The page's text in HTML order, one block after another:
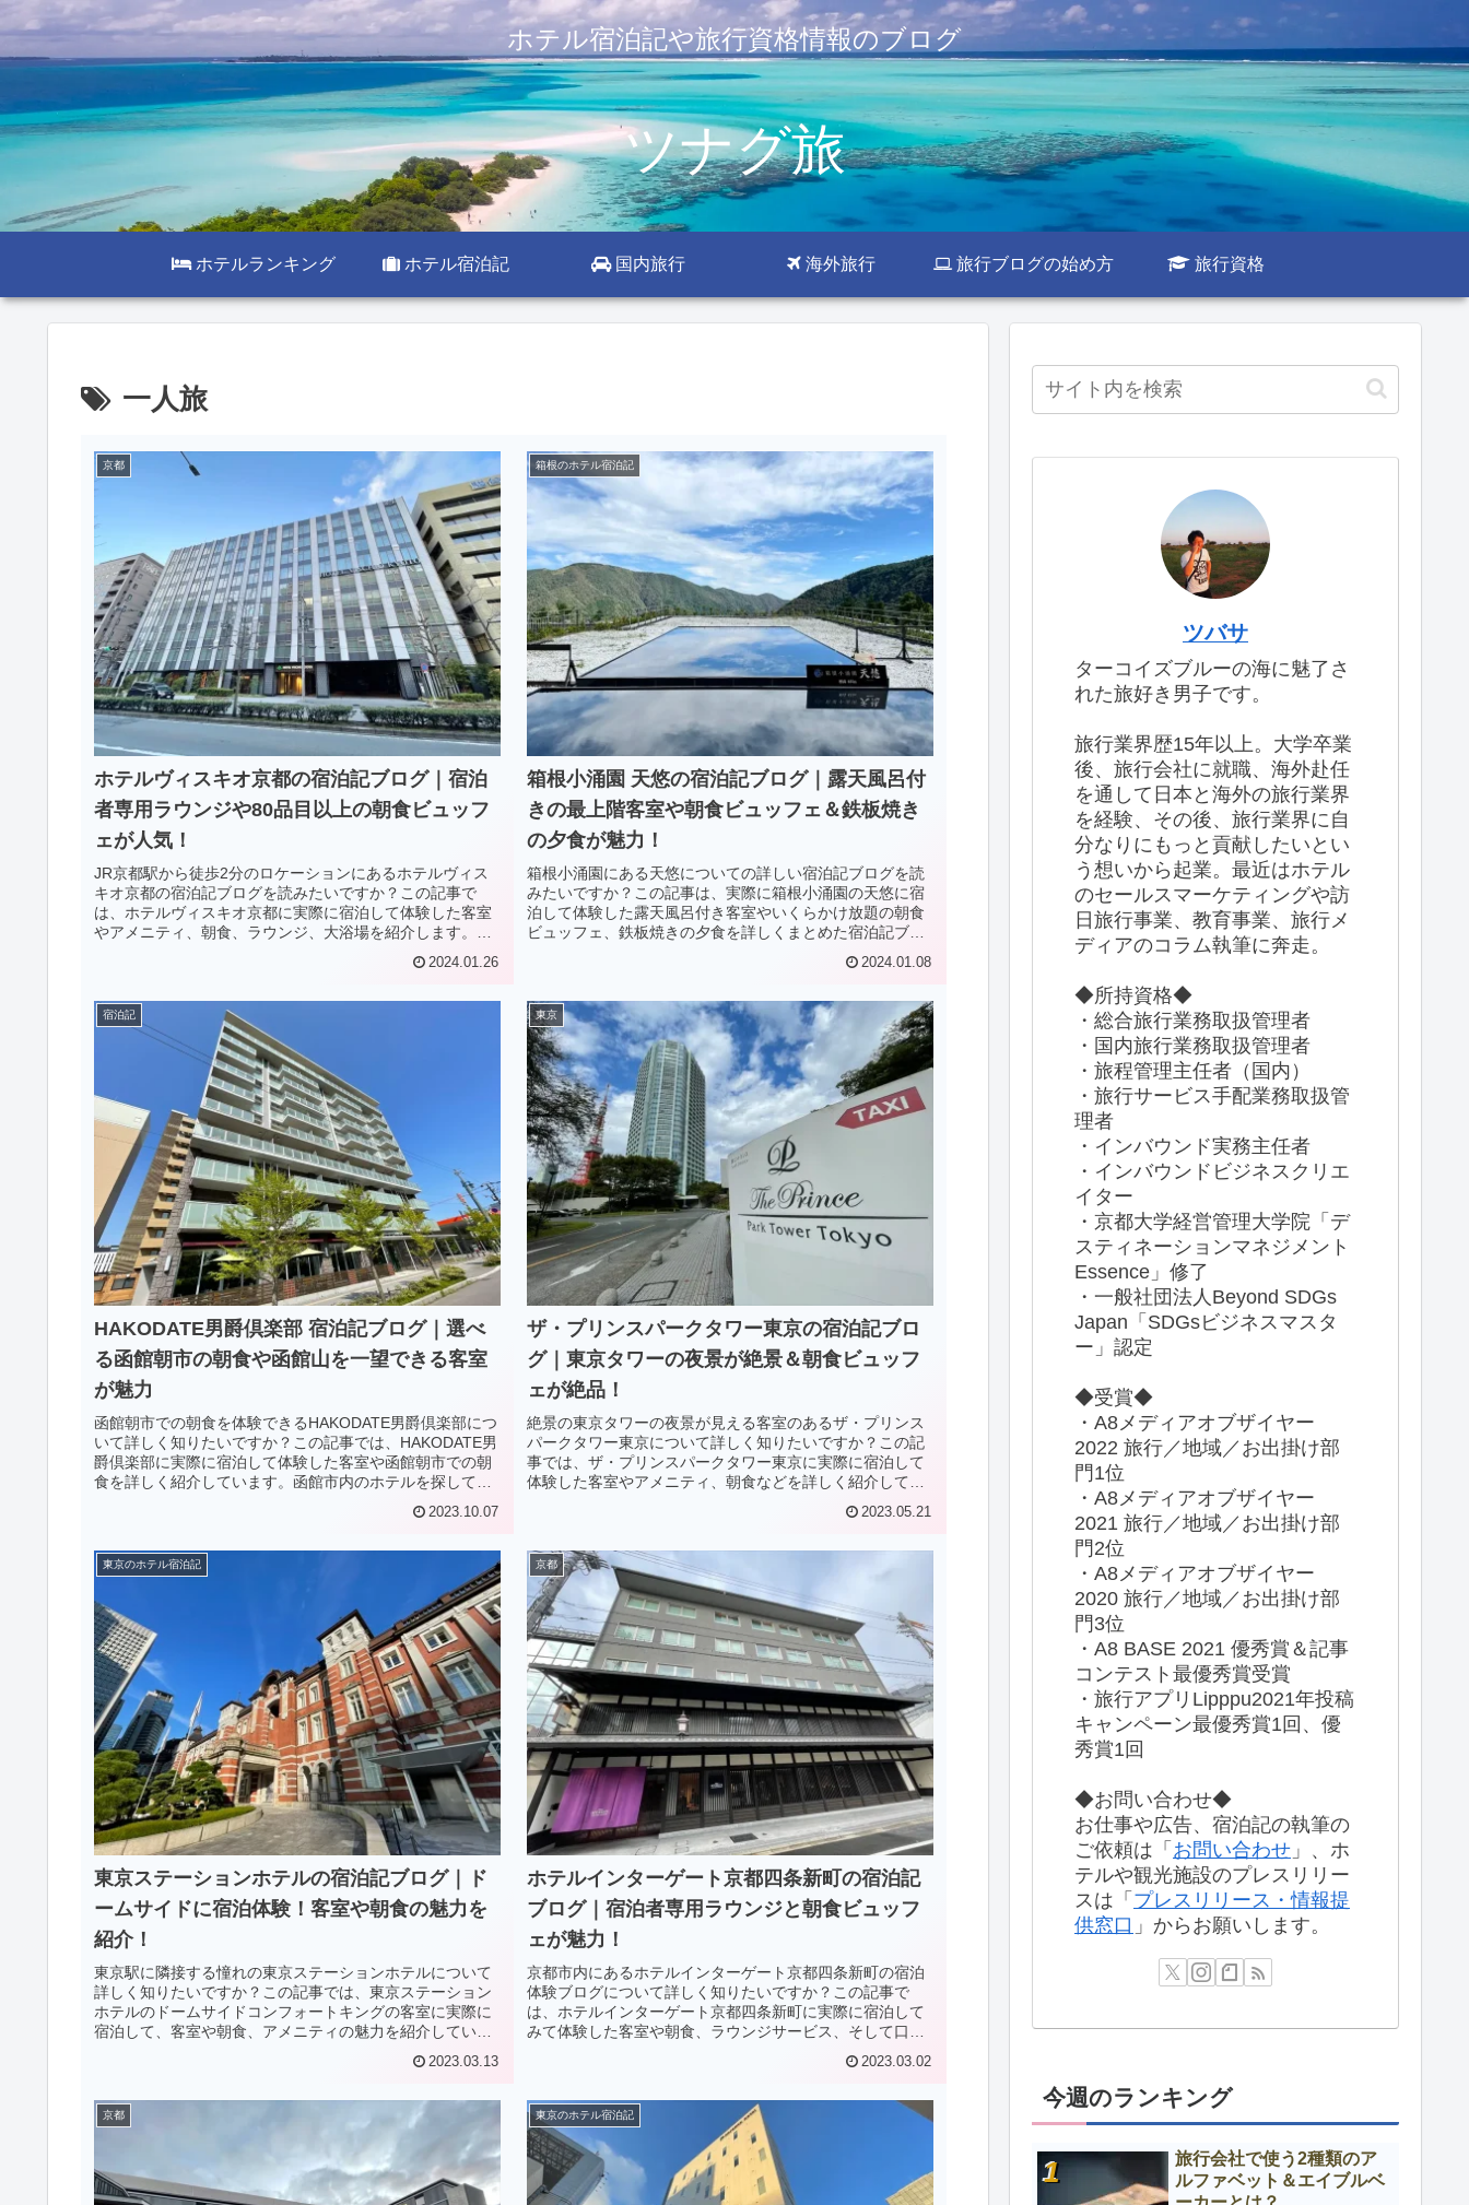
ホテル宿泊記や旅行資格情報のブログ
ツナグ旅
ホテルランキング ホテル宿泊記 国内旅行 海外旅行 旅行ブログの始め方 旅行資格
一人旅
京都
ホテルヴィスキオ京都の宿泊記ブログ｜宿泊
者専用ラウンジや80品目以上の朝食ビュッフ
ェが人気！
JR京都駅から徒歩2分のロケーションにあるホテルヴィス
キオ京都の宿泊記ブログを読みたいですか？この記事で
は、ホテルヴィスキオ京都に実際に宿泊して体験した客室
やアメニティ、朝食、ラウンジ、大浴場を紹介します。ホ
2024.01.26
箱根のホテル宿泊記
箱根小涌園 天悠の宿泊記ブログ｜露天風呂付
きの最上階客室や朝食ビュッフェ＆鉄板焼き
の夕食が魅力！
箱根小涌園にある天悠についての詳しい宿泊記ブログを読
みたいですか？この記事は、実際に箱根小涌園の天悠に宿
泊して体験した露天風呂付き客室やいくらかけ放題の朝食
ビュッフェ、鉄板焼きの夕食を詳しくまとめた宿泊記ブロ
2024.01.08
宿泊記
HAKODATE男爵倶楽部 宿泊記ブログ｜選べ
る函館朝市の朝食や函館山を一望できる客室
が魅力
函館朝市での朝食を体験できるHAKODATE男爵倶楽部につ
いて詳しく知りたいですか？この記事では、HAKODATE男
爵倶楽部に実際に宿泊して体験した客室や函館朝市での朝
食を詳しく紹介しています。函館市内のホテルを探してい
2023.10.07
東京
ザ・プリンスパークタワー東京の宿泊記ブロ
グ｜東京タワーの夜景が絶景＆朝食ビュッフ
ェが絶品！
絶景の東京タワーの夜景が見える客室のあるザ・プリンス
パークタワー東京について詳しく知りたいですか？この記
事では、ザ・プリンスパークタワー東京に実際に宿泊して
体験した客室やアメニティ、朝食などを詳しく紹介してい
2023.05.21
東京のホテル宿泊記
東京ステーションホテルの宿泊記ブログ｜ド
ームサイドに宿泊体験！客室や朝食の魅力を
紹介！
東京駅に隣接する憧れの東京ステーションホテルについて
詳しく知りたいですか？この記事では、東京ステーション
ホテルのドームサイドコンフォートキングの客室に実際に
宿泊して、客室や朝食、アメニティの魅力を紹介していま
2023.03.13
京都
ホテルインターゲート京都四条新町の宿泊記
ブログ｜宿泊者専用ラウンジと朝食ビュッフ
ェが魅力！
京都市内にあるホテルインターゲート京都四条新町の宿泊
体験ブログについて詳しく知りたいですか？この記事で
は、ホテルインターゲート京都四条新町に実際に宿泊して
みて体験した客室や朝食、ラウンジサービス、そして口コ
2023.03.02
京都 東京のホテル宿泊記
ツバサ
ターコイズブルーの海に魅了さ
れた旅好き男子です。
旅行業界歴15年以上。大学卒業
後、旅行会社に就職、海外赴任
を通して日本と海外の旅行業界
を経験、その後、旅行業界に自
分なりにもっと貢献したいとい
う想いから起業。最近はホテル
のセールスマーケティングや訪
日旅行事業、教育事業、旅行メ
ディアのコラム執筆に奔走。
◆所持資格◆
・総合旅行業務取扱管理者
・国内旅行業務取扱管理者
・旅程管理主任者（国内）
・旅行サービス手配業務取扱管
理者
・インバウンド実務主任者
・インバウンドビジネスクリエ
イター
・京都大学経営管理大学院「デ
スティネーションマネジメント
Essence」修了
・一般社団法人Beyond SDGs
Japan「SDGsビジネスマスタ
ー」認定
◆受賞◆
・A8メディアオブザイヤー
2022 旅行／地域／お出掛け部
門1位
・A8メディアオブザイヤー
2021 旅行／地域／お出掛け部
門2位
・A8メディアオブザイヤー
2020 旅行／地域／お出掛け部
門3位
・A8 BASE 2021 優秀賞＆記事
コンテスト最優秀賞受賞
・旅行アプリLipppu2021年投稿
キャンペーン最優秀賞1回、優
秀賞1回
◆お問い合わせ◆
お仕事や広告、宿泊記の執筆の
ご依頼は「 お問い合わせ 」、ホ
テルや観光施設のプレスリリー
スは「 プレスリリース・情報提
供窓口 」からお願いします。
今週のランキング
旅行会社で使う2種類のア
ルファベット＆エイブルベ